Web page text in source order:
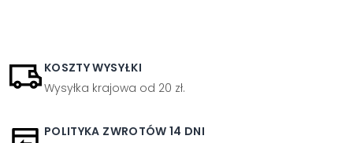
KOSZTY WYSYŁKI
Wysyłka krajowa od 20 zł.
POLITYKA ZWROTÓW 14 DNI